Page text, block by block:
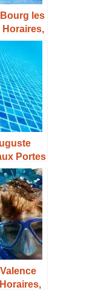
les
Horaires,
–
Portes
–
et